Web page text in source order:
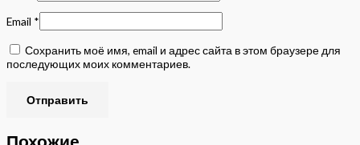
Email *
Сохранить моё имя, email и адрес сайта в этом браузере для
последующих моих комментариев.
Похожие